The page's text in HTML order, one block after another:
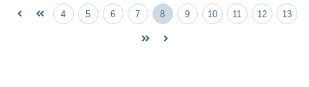
4 5 6 7 8 9 10 11 12 13